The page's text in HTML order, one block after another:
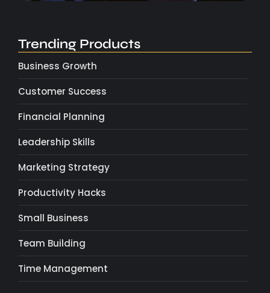
Trending Products
Business Growth
Customer Success
Financial Planning
Leadership Skills
Marketing Strategy
Productivity Hacks
Small Business
Team Building
Time Management